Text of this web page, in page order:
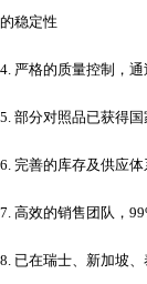
的稳定性
4. 严格的质量控制，
5. 部分对照品已获得
6. 完善的库存及供应
7. 高效的销售团队，
8. 已在瑞士、新加坡